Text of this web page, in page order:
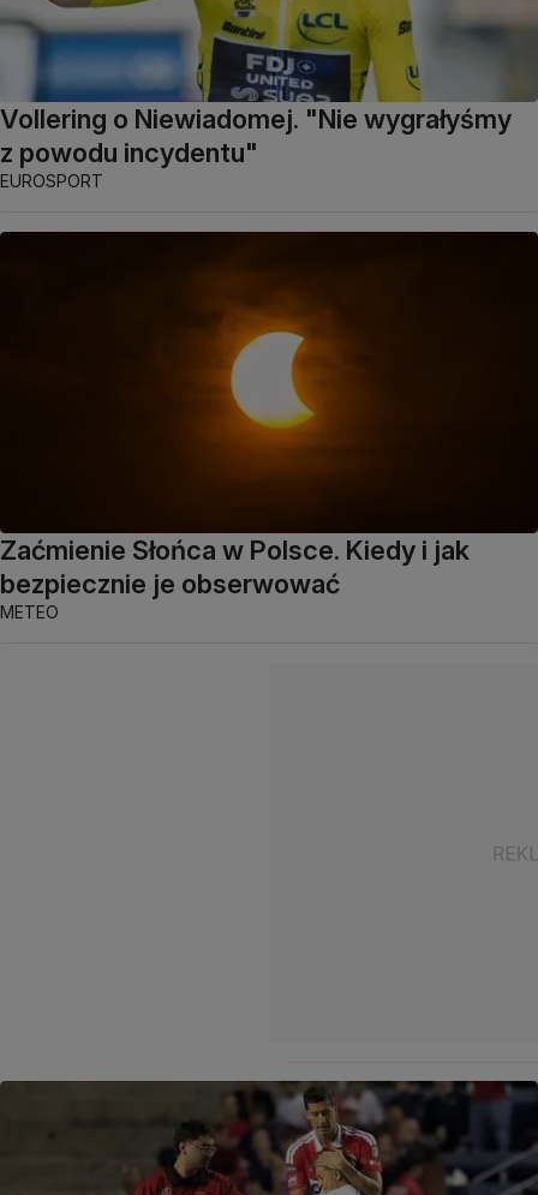
Vollering o Niewiadomej. "Nie wygrałyśmy
z powodu incydentu"
EUROSPORT
Zaćmienie Słońca w Polsce. Kiedy i jak
bezpiecznie je obserwować
METEO